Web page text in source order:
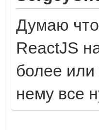
Думаю
ReactJS
более или
нему все